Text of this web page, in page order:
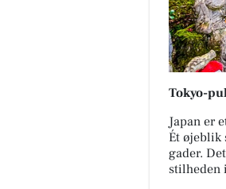
Tokyo-
Japan er
Ét øjeblik
gader.
stilheden